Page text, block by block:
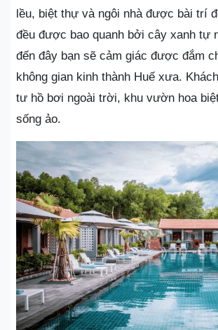
lều, biệt thự và ngôi nhà được bài trí
đều được bao quanh bởi cây xanh tự
đến đây bạn sẽ cảm giác được đắm
không gian kinh thành Huế xưa.
tư hồ bơi ngoài trời, khu vườn hoa
sống ảo.